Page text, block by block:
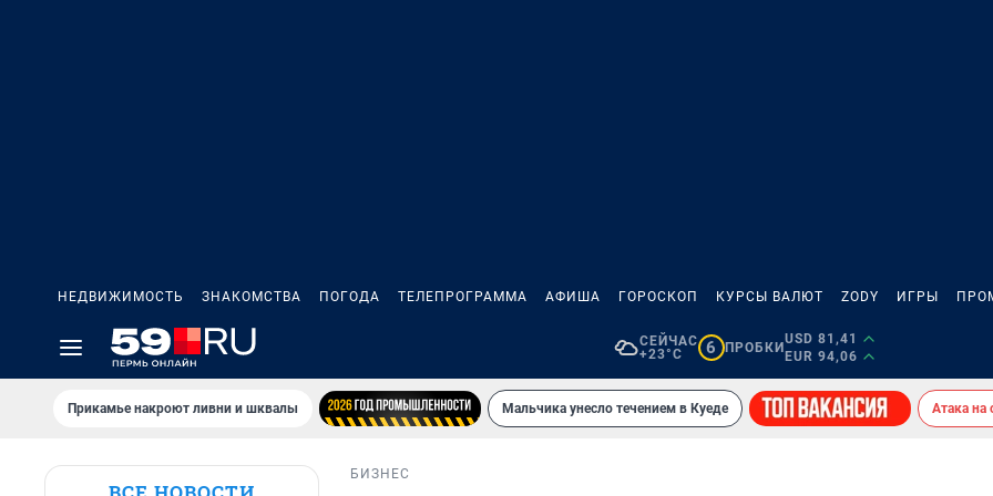
НЕДВИЖИМОСТЬ ЗНАКОМСТВА ПОГОДА ТЕЛЕПРОГРАММА АФИША ГОРОСКОП КУРСЫ ВАЛЮТ ZODY ИГРЫ
СЕЙЧАС
+23°C
6 ПРОБКИ
USD 81,41
EUR 94,06
Прикамье накроют ливни и шквалы Мальчика унесло течением в Куеде Атака на
БИЗНЕС